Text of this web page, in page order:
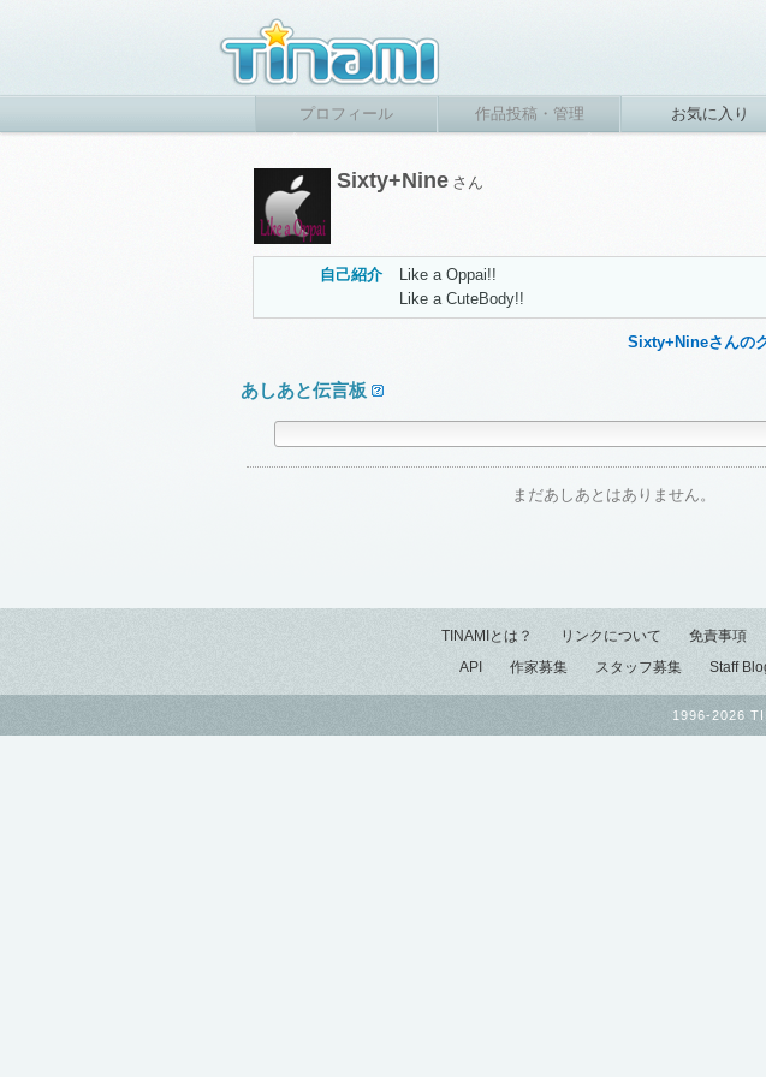
プロフィール 作品投稿・管理 お気に入り
Sixty+Nine さん
自己紹介
Like a Oppai!!
Like a CuteBody!!
Sixty+Nineさんの
あしあと伝言板
まだあしあとはありません。
TINAMIとは？ リンクについて 免責事項
API
作家募集 スタッフ募集 Staff
1996-2026